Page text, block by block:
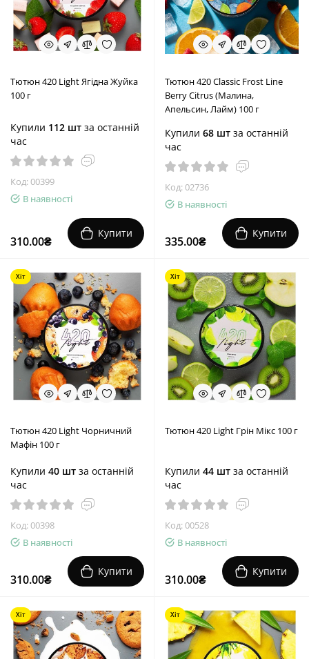
Тютюн 420 Light Ягідна Жуйка
100 г
Купили 112 шт за останній
час
Код: 00399
В наявності
310.00₴
Купити
Тютюн 420 Classic Frost Line
Berry Citrus (Малина,
Апельсин, Лайм) 100 г
Купили 68 шт за останній
час
Код: 02736
В наявності
335.00₴
Купити
Хіт
Тютюн 420 Light Чорничний
Мафін 100 г
Купили 40 шт за останній
час
Код: 00398
В наявності
310.00₴
Купити
Хіт
Тютюн 420 Light Грін Мікс 100 г
Купили 44 шт за останній
час
Код: 00528
В наявності
310.00₴
Купити
Хіт Хіт